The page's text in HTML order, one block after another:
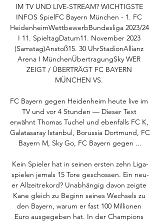
IM TV UND LIVE-STREAM? WICHTIGSTE
INFOS SpielFC Bayern München - 1. FC
HeidenheimWettbewerbBundesliga 2023/24
I 11. SpieltagDatum11. November 2023
(Samstag)Anstoß15. 30 UhrStadionAllianz
Arena I MünchenÜbertragungSky WER
ZEIGT / ÜBERTRÄGT FC BAYERN
MÜNCHEN VS.
FC Bayern gegen Heidenheim heute live im
TV und vor 4 Stunden — Dieser Text
erwähnt Thomas Tuchel und ebenfalls FC K,
Galatasaray Istanbul, Borussia Dortmund, FC
Bayern M, Sky Go, FC Bayern gegen ...
Kein Spie­ler hat in sei­nen ers­ten zehn Liga­
spie­len jemals 15 Tore geschos­sen. Ein neu­
er All­zeit­re­kord? Unab­hän­gig davon zeig­te
Kane gleich zu Beginn sei­nes Wech­sels zu
den Bay­ern, war­um er fast 100 Mil­lio­nen
Euro aus­ge­ge­ben hat. In der Cham­pi­ons